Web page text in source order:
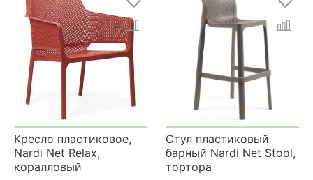
Кресло пластиковое,
Nardi Net Relax,
коралловый
Стул пластиковый
барный Nardi Net Stool,
тортора